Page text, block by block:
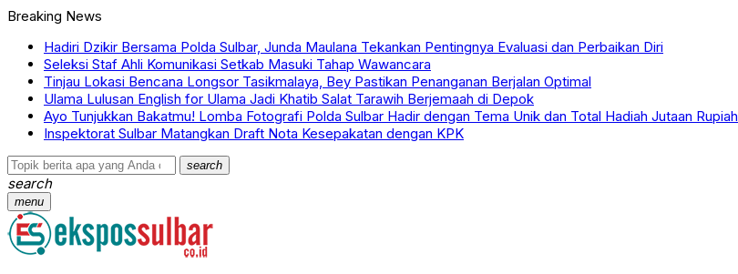
Breaking News
Hadiri Dzikir Bersama Polda Sulbar, Junda Maulana Tekankan Pentingnya Evaluasi dan Perbaikan Diri
Seleksi Staf Ahli Komunikasi Setkab Masuki Tahap Wawancara
Tinjau Lokasi Bencana Longsor Tasikmalaya, Bey Pastikan Penanganan Berjalan Optimal
Ulama Lulusan English for Ulama Jadi Khatib Salat Tarawih Berjemaah di Depok
Ayo Tunjukkan Bakatmu! Lomba Fotografi Polda Sulbar Hadir dengan Tema Unik dan Total Hadiah Jutaan Rupiah
Inspektorat Sulbar Matangkan Draft Nota Kesepakatan dengan KPK
search
search
menu